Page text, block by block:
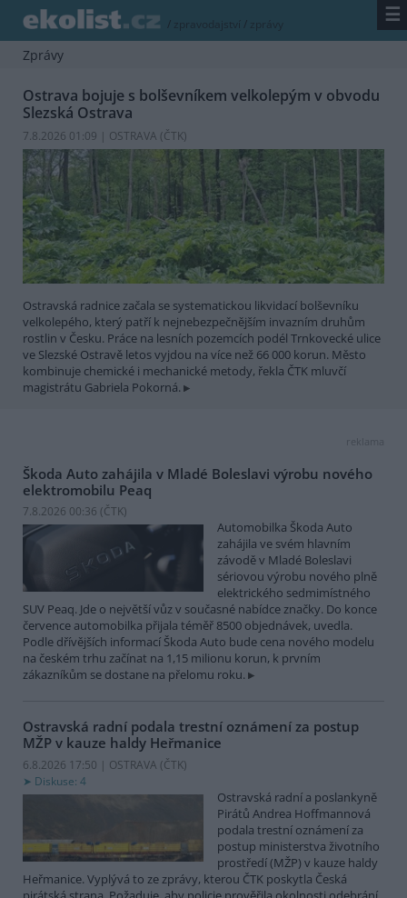
/ zpravodajství / zprávy ☰
Zprávy
Ostrava bojuje s bolševníkem velkolepým v obvodu
Slezská Ostrava
7.8.2026 01:09 | OSTRAVA (ČTK)
Ostravská radnice začala se systematickou likvidací bolševníku
velkolepého, který patří k nejnebezpečnějším invazním druhům
rostlin v Česku. Práce na lesních pozemcích podél Trnkovecké ulice
ve Slezské Ostravě letos vyjdou na více než 66 000 korun. Město
kombinuje chemické i mechanické metody, řekla ČTK mluvčí
magistrátu Gabriela Pokorná.
reklama
Škoda Auto zahájila v Mladé Boleslavi výrobu nového
elektromobilu Peaq
7.8.2026 00:36 (ČTK)
Automobilka Škoda Auto
zahájila ve svém hlavním
závodě v Mladé Boleslavi
sériovou výrobu nového plně
elektrického sedmimístného
SUV Peaq. Jde o největší vůz v současné nabídce značky. Do konce
července automobilka přijala téměř 8500 objednávek, uvedla.
Podle dřívějších informací Škoda Auto bude cena nového modelu
na českém trhu začínat na 1,15 milionu korun, k prvním
zákazníkům se dostane na přelomu roku.
Ostravská radní podala trestní oznámení za postup
MŽP v kauze haldy Heřmanice
6.8.2026 17:50 | OSTRAVA (ČTK)
Diskuse: 4
Ostravská radní a poslankyně
Pirátů Andrea Hoffmannová
podala trestní oznámení za
postup ministerstva životního
prostředí (MŽP) v kauze haldy
Heřmanice. Vyplývá to ze zprávy, kterou ČTK poskytla Česká